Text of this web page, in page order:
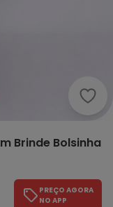
Brinde Bolsinha
PREÇO AGORA
NO APP